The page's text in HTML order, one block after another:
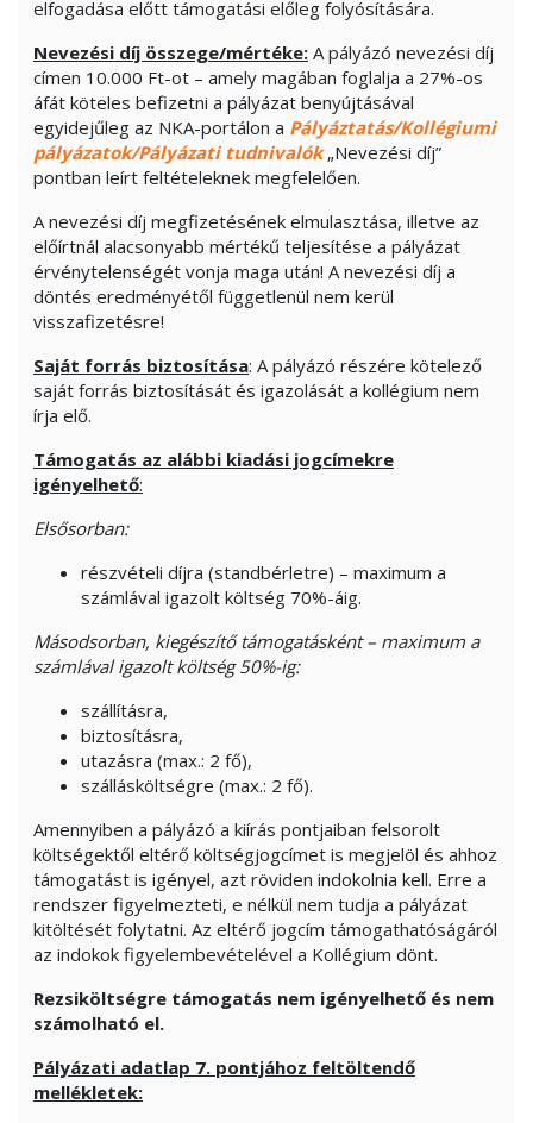
elfogadása előtt támogatási előleg folyósítására.
Nevezési díj összege/mértéke: A pályázó nevezési díj
címen 10.000 Ft-ot – amely magában foglalja a 27%-os
áfát köteles befizetni a pályázat benyújtásával
egyidejűleg az NKA-portálon a Pályáztatás/Kollégiumi
pályázatok/Pályázati tudnivalók„Nevezési díj”
pontban leírt feltételeknek megfelelően.
A nevezési díj megfizetésének elmulasztása, illetve az
előírtnál alacsonyabb mértékű teljesítése a pályázat
érvénytelenségét vonja maga után! A nevezési díj a
döntés eredményétől függetlenül nem kerül
visszafizetésre!
Saját forrás biztosítása: A pályázó részére kötelező
saját forrás biztosítását és igazolását a kollégium nem
írja elő.
Támogatás az alábbi kiadási jogcímekre
igényelhető:
Elsősorban:
részvételi díjra (standbérletre) – maximum a
számlával igazolt költség 70%-áig.
Másodsorban, kiegészítő támogatásként – maximum a
számlával igazolt költség 50%-ig:
szállításra,
biztosításra,
utazásra (max.: 2 fő),
szállásköltségre (max.: 2 fő).
Amennyiben a pályázó a kiírás pontjaiban felsorolt
költségektől eltérő költségjogcímet is megjelöl és ahhoz
támogatást is igényel, azt röviden indokolnia kell. Erre a
rendszer figyelmezteti, e nélkül nem tudja a pályázat
kitöltését folytatni. Az eltérő jogcím támogathatóságáról
az indokok figyelembevételével a Kollégium dönt.
Rezsiköltségre támogatás nem igényelhető és nem
számolható el.
Pályázati adatlap 7. pontjához feltöltendő
mellékletek: